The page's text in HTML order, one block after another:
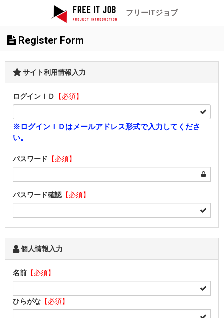
フリーITジョブ
Register Form
サイト利用情報入力
ログインＩＤ 【必須】
※ログインＩＤはメールアドレス形式で入力してくださ
い。
パスワード 【必須】
パスワード確認 【必須】
個人情報入力
名前 【必須】
ひらがな 【必須】